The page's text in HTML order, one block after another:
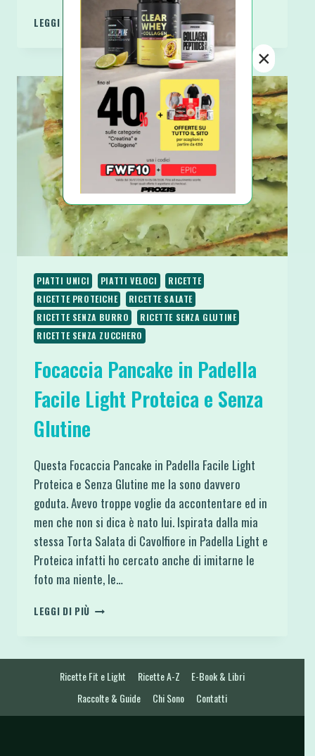
LEGGI DI PIÙ
FRITTELLE
PANCAKE
CON
CAVOLO
CAPPUCCIO
PROTEICHE
SENZA
GLUTINE
PIATTI UNICI PIATTI VELOCI
RICETTE
RICETTE PROTEICHE
RICETTE SALATE
RICETTE SENZA BURRO
RICETTE SENZA GLUTINE
RICETTE SENZA ZUCCHERO
Focaccia Pancake in Padella
Facile Light Proteica e Senza
Glutine
Questa Focaccia Pancake in Padella Facile Light
Proteica e Senza Glutine me la sono davvero
goduta. Avevo troppe voglie da accontentare ed in
men che non si dica è nato lui. Ispirata dalla mia
stessa Torta Salata di Cavolfiore in Padella Light e
Proteica infatti ho cercato anche di imitarne le
foto ma niente, le…
LEGGI DI PIÙ FOCACCIA
LIGHT
PROTEICA
Ricette Fit e Light Ricette A-Z
E-Book & Libri
Raccolte & Guide
Chi Sono Contatti
×